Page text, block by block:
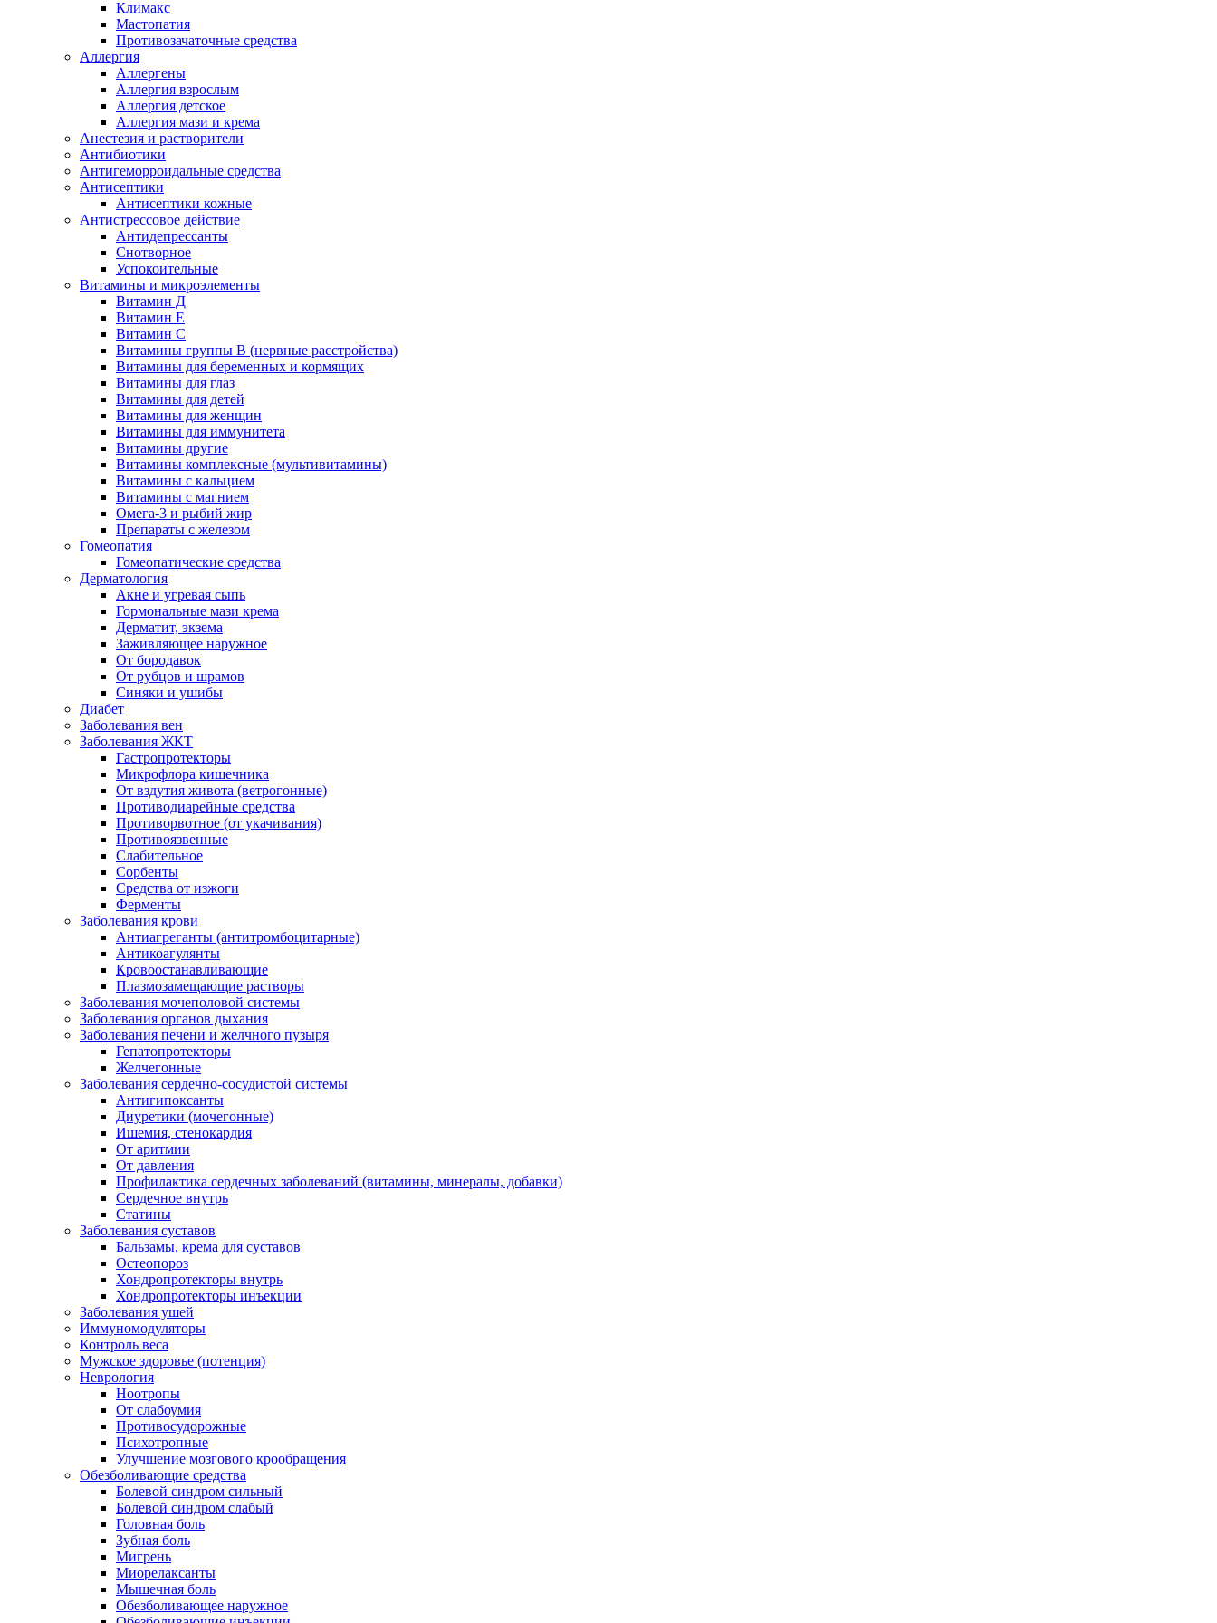
Климакс
Мастопатия
Противозачаточные средства
Аллергия
Аллергены
Аллергия взрослым
Аллергия детское
Аллергия мази и крема
Анестезия и растворители
Антибиотики
Антигеморроидальные средства
Антисептики
Антисептики кожные
Антистрессовое действие
Антидепрессанты
Снотворное
Успокоительные
Витамины и микроэлементы
Витамин Д
Витамин Е
Витамин С
Витамины группы В (нервные расстройства)
Витамины для беременных и кормящих
Витамины для глаз
Витамины для детей
Витамины для женщин
Витамины для иммунитета
Витамины другие
Витамины комплексные (мультивитамины)
Витамины с кальцием
Витамины с магнием
Омега-3 и рыбий жир
Препараты с железом
Гомеопатия
Гомеопатические средства
Дерматология
Акне и угревая сыпь
Гормональные мази крема
Дерматит, экзема
Заживляющее наружное
От бородавок
От рубцов и шрамов
Синяки и ушибы
Диабет
Заболевания вен
Заболевания ЖКТ
Гастропротекторы
Микрофлора кишечника
От вздутия живота (ветрогонные)
Противодиарейные средства
Противорвотное (от укачивания)
Противоязвенные
Слабительное
Сорбенты
Средства от изжоги
Ферменты
Заболевания крови
Антиагреганты (антитромбоцитарные)
Антикоагулянты
Кровоостанавливающие
Плазмозамещающие растворы
Заболевания мочеполовой системы
Заболевания органов дыхания
Заболевания печени и желчного пузыря
Гепатопротекторы
Желчегонные
Заболевания сердечно-сосудистой системы
Антигипоксанты
Диуретики (мочегонные)
Ишемия, стенокардия
От аритмии
От давления
Профилактика сердечных заболеваний (витамины, минералы, добавки)
Сердечное внутрь
Статины
Заболевания суставов
Бальзамы, крема для суставов
Остеопороз
Хондропротекторы внутрь
Хондропротекторы инъекции
Заболевания ушей
Иммуномодуляторы
Контроль веса
Мужское здоровье (потенция)
Неврология
Ноотропы
От слабоумия
Противосудорожные
Психотропные
Улучшение мозгового крообращения
Обезболивающие средства
Болевой синдром сильный
Болевой синдром слабый
Головная боль
Зубная боль
Мигрень
Миорелаксанты
Мышечная боль
Обезболивающее наружное